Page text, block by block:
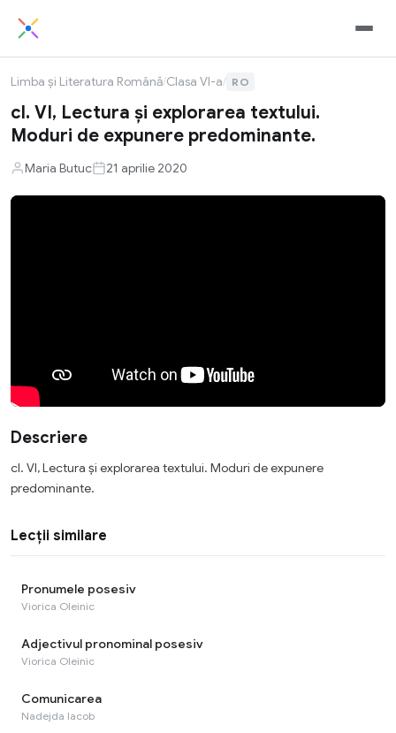
Limba și Literatura Română/Clasa VI-a/ RO
cl. VI, Lectura și explorarea textului.
Moduri de expunere predominante.
Maria Butuc 21 aprilie 2020
Descriere
cl. VI, Lectura și explorarea textului. Moduri de expunere
predominante.
Lecții similare
Pronumele posesiv
Viorica Oleinic
Adjectivul pronominal posesiv
Viorica Oleinic
Comunicarea
Nadejda Iacob